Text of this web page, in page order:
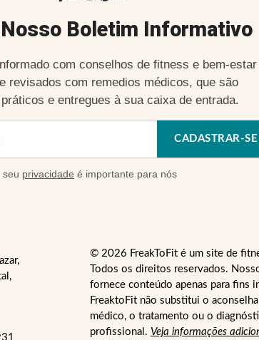
Nosso Boletim Informativo
com conselhos de fitness e bem-estar
revisados com remedios médicos, que são
e entregues à sua caixa de entrada.
CADASTRAR-SE
seu privacidade é importante para nós
© 2026 FreakToFit é um site de
Todos os direitos reservados.
fornece conteúdo apenas para fins
FreaktoFit não substitui o
médico, o tratamento ou o
profissional. Veja informações